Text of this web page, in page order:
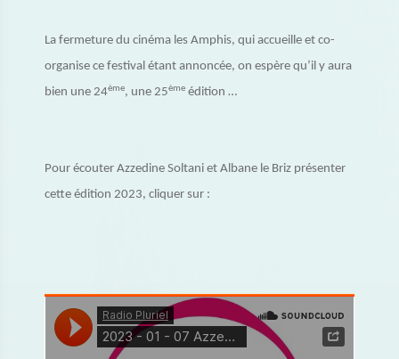
La fermeture du cinéma les Amphis, qui accueille et co-
organise ce festival étant annoncée, on espère qu’il y aura
bien une 24ème, une 25ème édition …
Pour écouter Azzedine Soltani et Albane le Briz présenter
cette édition 2023, cliquer sur :